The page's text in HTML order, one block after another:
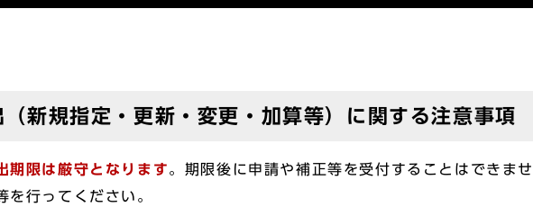
（新規指定・更新・変更・加算等）に関する注意事項
期限は厳守となります。期限後に申請や補正等を受付することはできま
を行ってください。